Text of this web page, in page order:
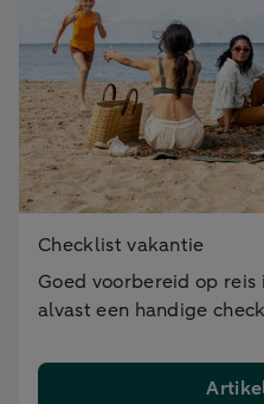
Checklist vakantie
Goed voorbereid op reis
alvast een handige